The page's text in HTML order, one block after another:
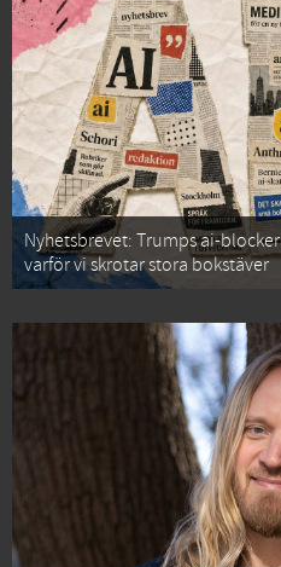
Nyhetsbrevet: Trumps ai-
varför vi skrotar stora bokstäver